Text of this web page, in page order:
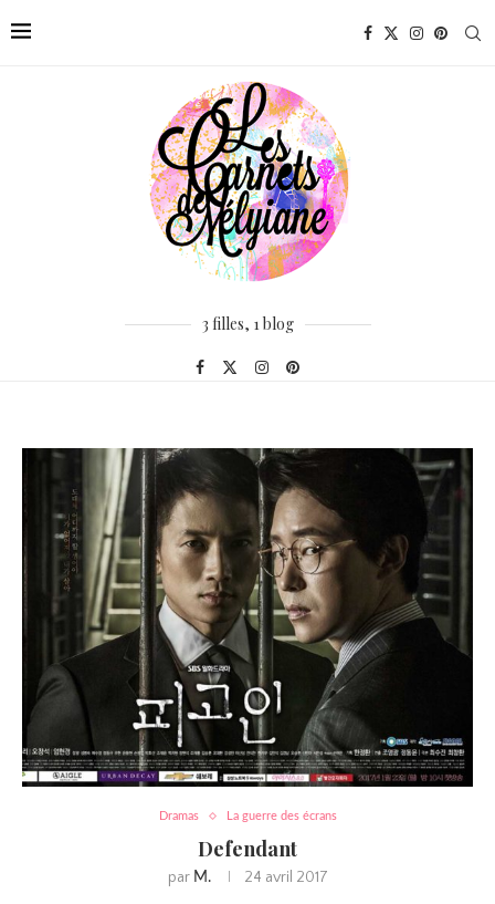
3 filles, 1 blog
Dramas La guerre des écrans
Defendant
par M. 24 avril 2017